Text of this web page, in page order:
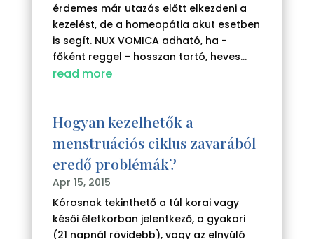
érdemes már utazás előtt elkezdeni a
kezelést, de a homeopátia akut esetben
is segít. NUX VOMICA adható, ha -
főként reggel - hosszan tartó, heves...
read more
Hogyan kezelhetők a
menstruációs ciklus zavarából
eredő problémák?
Apr 15, 2015
Kórosnak tekinthető a túl korai vagy
késői életkorban jelentkező, a gyakori
(21 napnál rövidebb), vagy az elnyúló